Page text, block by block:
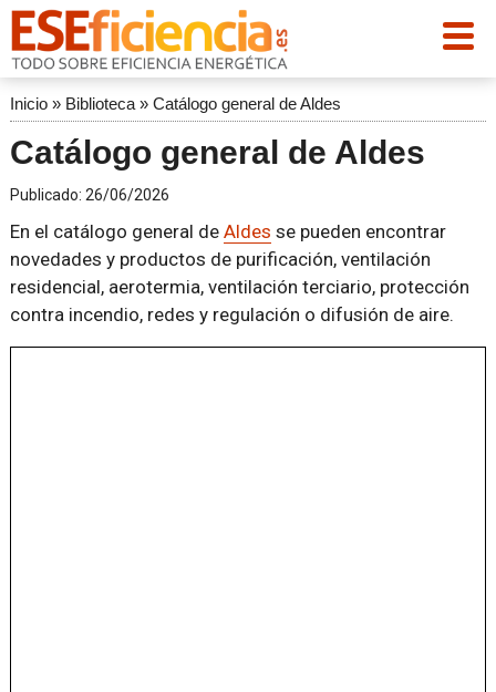
Inicio» Biblioteca» Catálogo general de Aldes
Catálogo general de Aldes
Publicado: 26/06/2026
En el catálogo general de Aldes se pueden encontrar
novedades y productos de purificación, ventilación
residencial, aerotermia, ventilación terciario, protección
contra incendio, redes y regulación o difusión de aire.